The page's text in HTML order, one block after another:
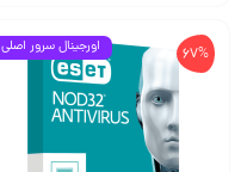
اورجینال سرور اصلی 67%